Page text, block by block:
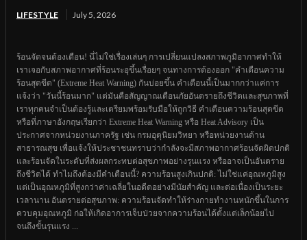
LIFESTYLE July 5, 2026
ร้อนจัดจนต้องเตือน! นี่ไม่ใช่เรื่องเล่นๆ การเปลี่ยนแปลงสภาพภูมิอากาศทำให้
เราเจอกับสภาพอากาศที่ร้อนระอุขึ้นเรื่อยๆ จนทางการต้องออก "คำเตือนความ
ร้อนสุดขีด" (Extreme Heat Warning) กันบ่อยขึ้น คำเตือนนี้เป็นมากกว่าแค่การ
แจ้งว่า "วันนี้ร้อนมาก" แต่มันคือสัญญาณเตือนภัยอันตรายถึงชีวิตและสุขภาพที่
เราทุกคนจำเป็นต้องรู้และเตรียมพร้อมรับมือให้ถูกวิธี คำเตือนความร้อนสุดขีด
หรือที่ภาษาอังกฤษเรียกว่า Extreme Heat Warning หรือ Heat Advisory เป็น
ประกาศจากหน่วยงานภาครัฐ เช่น กรมอุตุนิยมวิทยา หรือหน่วยงานด้าน
สาธารณสุข เพื่อแจ้งให้ประชาชนทราบว่ากำลังจะมีสภาพอากาศร้อนจัดผิดปกติ
และร้อนจัดในระดับที่ส่งผลกระทบต่อสุขภาพอย่างรุนแรง หรืออาจเป็นอันตราย
ถึงชีวิตได้ ทำไมถึงต้องมีคำเตือนนี้? ความร้อนสูงเกินปกติ: ไม่ใช่แค่อุณหภูมิสูง
แต่เป็นอุณหภูมิที่สูงกว่าค่าเฉลี่ยในอดีตอย่างมีนัยสำคัญ และต่อเนื่องเป็นระยะ
เวลานาน อันตรายต่อสุขภาพ: ความร้อนจัดทำให้ร่างกายทำงานหนักขึ้นในการ
ควบคุมอุณหภูมิ ก่อให้เกิดอาการเจ็บป่วยจากความร้อนได้ตั้งแต่เล็กน้อยไป
จนถึงขั้นรุนแรง ...